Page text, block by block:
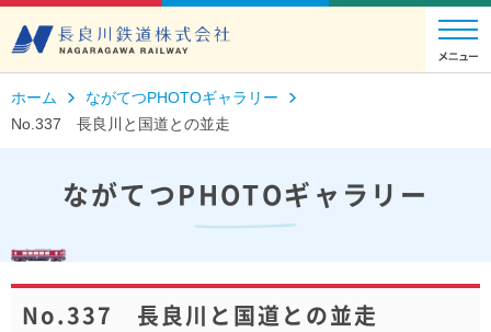
ホーム
ながてつPHOTOギャラリー
No.337 長良川と国道との並走
ながてつPHOTOギャラリー
No.337 長良川と国道との並走